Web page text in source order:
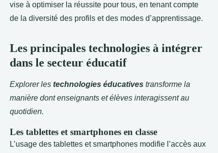
vise à optimiser la réussite pour tous, en tenant compte
de la diversité des profils et des modes d’apprentissage.
Les principales technologies à intégrer
dans le secteur éducatif
Explorer les technologies éducatives transforme la
manière dont enseignants et élèves interagissent au
quotidien.
Les tablettes et smartphones en classe
L’usage des tablettes et smartphones modifie l’accès aux